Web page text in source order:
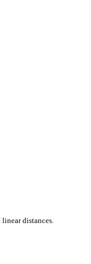
distances.